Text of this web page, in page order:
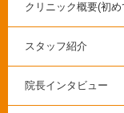
クリニック概要(初
スタッフ紹介
院長インタビュー